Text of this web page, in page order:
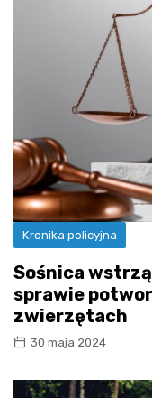
Kronika policyjna
Sośnica
sprawie
zwierzętach
30 maja 2024